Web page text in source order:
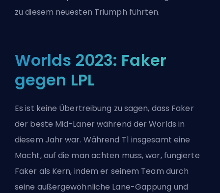
zu diesem neuesten Triumph führten.
Worlds 2023: Faker
gegen LPL
Es ist keine Übertreibung zu sagen, dass Faker
der beste Mid-Laner während der Worlds in
diesem Jahr war. Während T1 insgesamt eine
Macht, auf die man achten muss, war, fungierte
Faker als Kern, indem er seinem Team durch
seine außergewöhnliche Lane-Gappung und